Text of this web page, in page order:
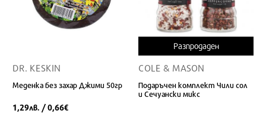
DR. KESKIN
Меденка без захар Джими 50гр
1,29лв. / 0,66€
Разпродаден
COLE & MASON
Подаръчен комплект Чили сол
и Сечуански микс